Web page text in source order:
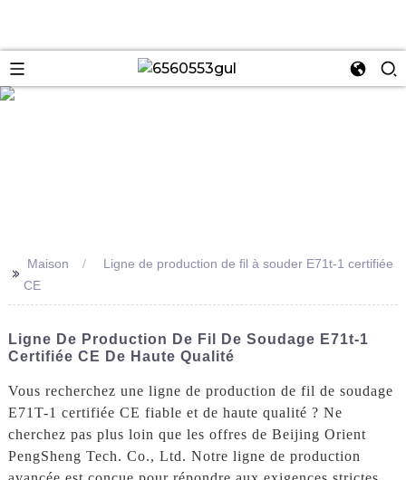
>>
Maison
Ligne de production de fil à souder E71t-1 certifiée
CE
Ligne De Production De Fil De Soudage E71t-1
Certifiée CE De Haute Qualité
Vous recherchez une ligne de production de fil de soudage
E71T-1 certifiée CE fiable et de haute qualité ? Ne
cherchez pas plus loin que les offres de Beijing Orient
PengSheng Tech. Co., Ltd. Notre ligne de production